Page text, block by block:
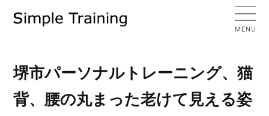
堺市パーソナルトレーニング、猫
背、腰の丸まった老けて見える姿